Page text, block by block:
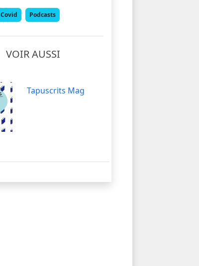
Covid Podcasts
VOIR AUSSI
Tapuscrits Mag